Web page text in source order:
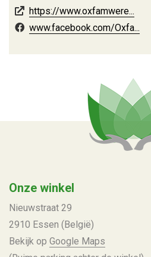
https://www.oxfamwere...
www.facebook.com/Oxfa...
Onze winkel
Nieuwstraat 29
2910 Essen (België)
Bekijk op Google Maps